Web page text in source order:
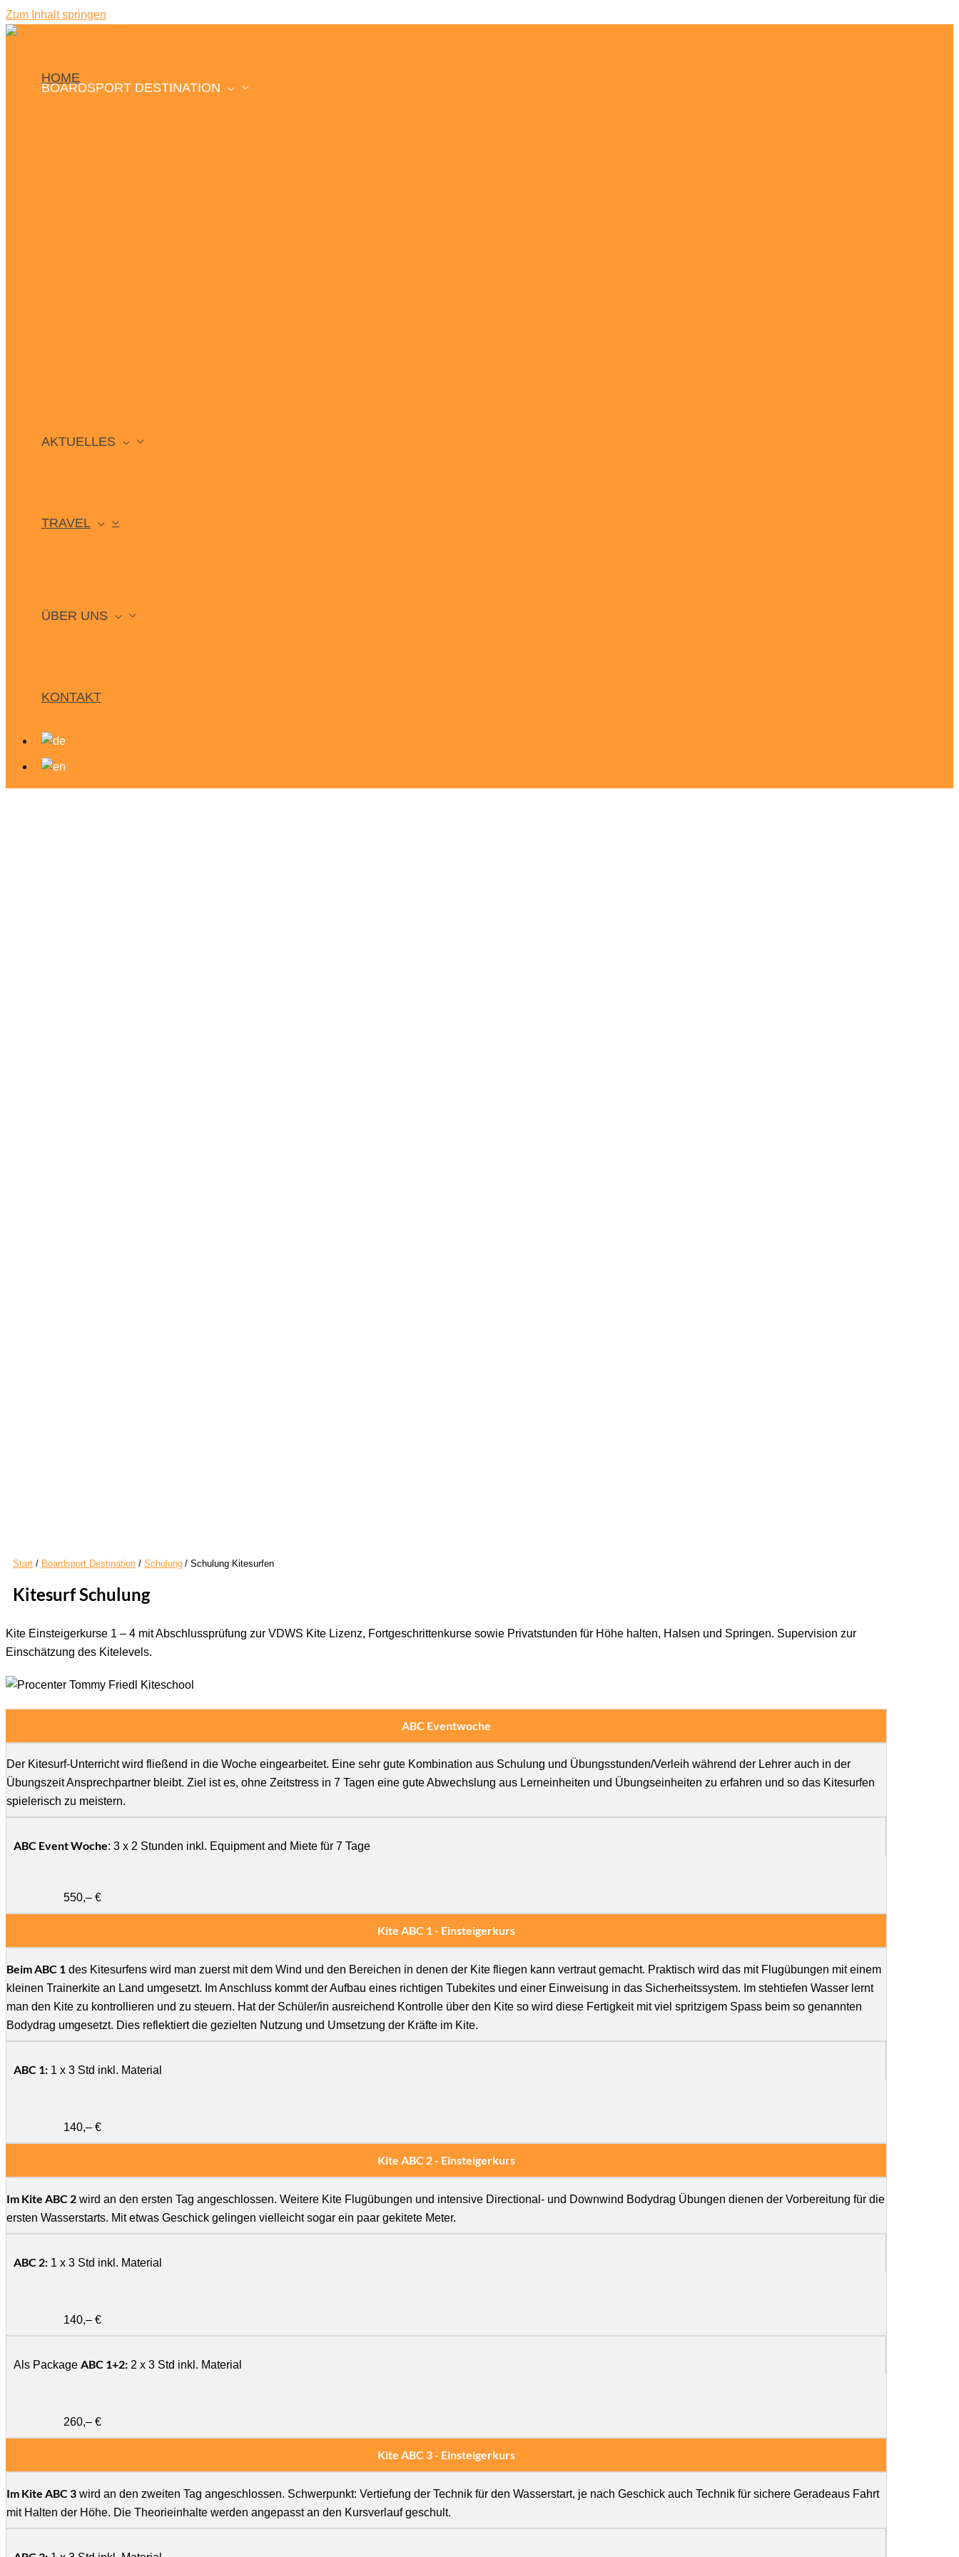
Zum Inhalt springen
HOME
BOARDSPORT DESTINATION
AKTUELLES
TRAVEL
ÜBER UNS
KONTAKT
Start Boardsport Destination Schulung Schulung Kitesurfen
Kitesurf Schulung
Kite Einsteigerkurse 1 – 4 mit Abschlussprüfung zur VDWS Kite Lizenz, Fortgeschrittenkurse sowie Privatstunden für Höhe halten, Halsen und Springen. Supervision zur
Einschätzung des Kitelevels.
ABC Eventwoche
Der Kitesurf-Unterricht wird fließend in die Woche eingearbeitet. Eine sehr gute Kombination aus Schulung und Übungsstunden/Verleih während der Lehrer auch in der
Übungszeit Ansprechpartner bleibt. Ziel ist es, ohne Zeitstress in 7 Tagen eine gute Abwechslung aus Lerneinheiten und Übungseinheiten zu erfahren und so das Kitesurfen
spielerisch zu meistern.
ABC Event Woche: 3 x 2 Stunden inkl. Equipment and Miete für 7 Tage
550,– €
Kite ABC 1 - Einsteigerkurs
Beim ABC 1 des Kitesurfens wird man zuerst mit dem Wind und den Bereichen in denen der Kite fliegen kann vertraut gemacht. Praktisch wird das mit Flugübungen mit einem
kleinen Trainerkite an Land umgesetzt. Im Anschluss kommt der Aufbau eines richtigen Tubekites und einer Einweisung in das Sicherheitssystem. Im stehtiefen Wasser lernt
man den Kite zu kontrollieren und zu steuern. Hat der Schüler/in ausreichend Kontrolle über den Kite so wird diese Fertigkeit mit viel spritzigem Spass beim so genannten
Bodydrag umgesetzt. Dies reflektiert die gezielten Nutzung und Umsetzung der Kräfte im Kite.
ABC 1: 1 x 3 Std inkl. Material
140,– €
Kite ABC 2 - Einsteigerkurs
Im Kite ABC 2 wird an den ersten Tag angeschlossen. Weitere Kite Flugübungen und intensive Directional- und Downwind Bodydrag Übungen dienen der Vorbereitung für die
ersten Wasserstarts. Mit etwas Geschick gelingen vielleicht sogar ein paar gekitete Meter.
ABC 2: 1 x 3 Std inkl. Material
140,– €
Als Package ABC 1+2: 2 x 3 Std inkl. Material
260,– €
Kite ABC 3 - Einsteigerkurs
Im Kite ABC 3 wird an den zweiten Tag angeschlossen. Schwerpunkt: Vertiefung der Technik für den Wasserstart, je nach Geschick auch Technik für sichere Geradeaus Fahrt
mit Halten der Höhe. Die Theorieinhalte werden angepasst an den Kursverlauf geschult.